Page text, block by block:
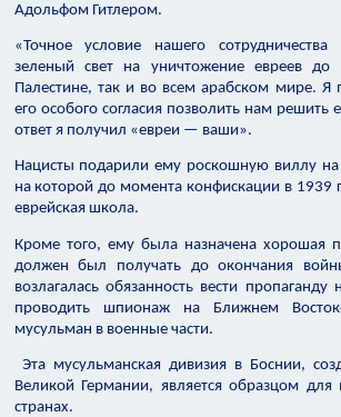
Адольфом Гитлером.
«Точное условие нашего
зеленый свет на уничтожение евреев до
Палестине, так и во всем арабском мире. Я
его особого согласия позволить нам решить
ответ я получил «евреи — ваши».
Нацисты подарили ему роскошную виллу на
на которой до момента конфискации в 1939
еврейская школа.
Кроме того, ему была назначена хорошая
должен был получать до окончания
возлагалась обязанность вести
проводить шпионаж на Ближнем
мусульман в военные части.
Эта мусульманская дивизия в Боснии,
Великой Германии, является образцом для
странах.